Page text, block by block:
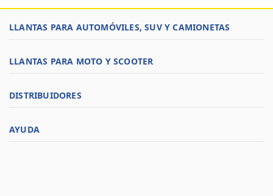
LLANTAS PARA AUTOMÓVILES, SUV Y CAMIONETAS
LLANTAS PARA MOTO Y SCOOTER
DISTRIBUIDORES
AYUDA